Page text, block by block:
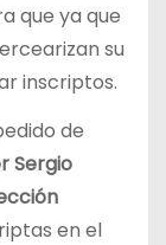
que ya que
su
inscriptos.
de
Sergio
en el